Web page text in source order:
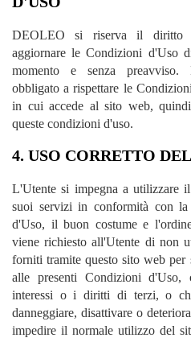
DEOLEO si riserva il diritto
aggiornare le Condizioni d'Uso
momento e senza preavviso.
obbligato a rispettare le
in cui accede al sito web,
queste condizioni d'uso.
4. USO CORRETTO
L'Utente si impegna a utilizzare
suoi servizi in conformità con
d'Uso, il buon costume e
viene richiesto all'Utente di non
forniti tramite questo sito web
alle presenti Condizioni
interessi o i diritti di terzi, o
danneggiare, disattivare o
impedire il normale utilizzo del